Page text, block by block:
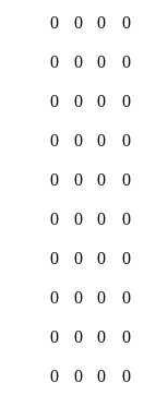
0 0 0 0
0 0 0 0
0 0 0 0
0 0 0 0
0 0 0 0
0 0 0 0
0 0 0 0
0 0 0 0
0 0 0 0
0 0 0 0